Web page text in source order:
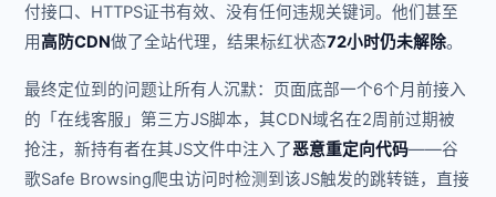
付接口、HTTPS证书有效、没有任何违规关键词。他们甚至
用高防CDN做了全站代理，结果标红状态72小时仍未解除。
最终定位到的问题让所有人沉默：页面底部一个6个月前接入
的「在线客服」第三方JS脚本，其CDN域名在2周前过期被
抢注，新持有者在其JS文件中注入了恶意重定向代码——谷
歌Safe Browsing爬虫访问时检测到该JS触发的跳转链，直接